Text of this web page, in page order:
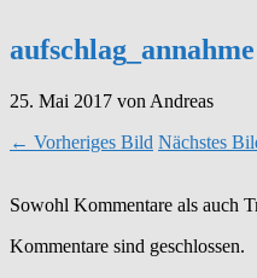
aufschlag_annahme
25. Mai 2017 von Andreas
← Vorheriges Bild Nächstes
Sowohl Kommentare als auch
Kommentare sind geschlossen.